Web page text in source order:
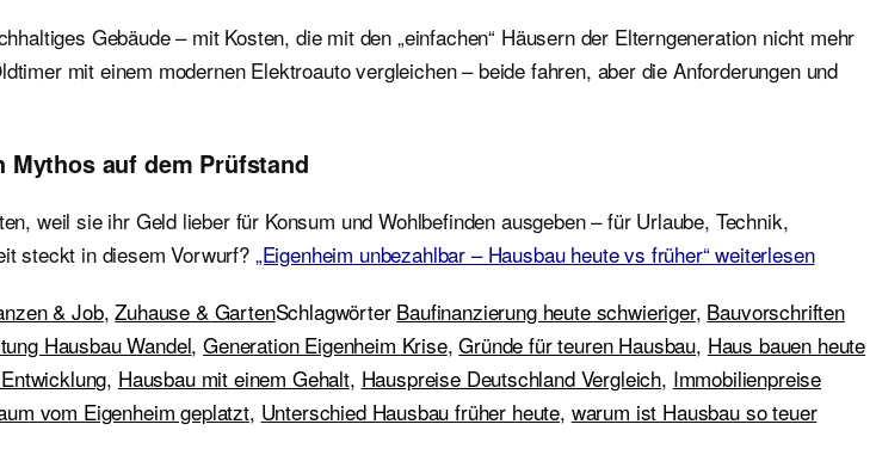
Gebäude – mit Kosten, die mit den „einfachen“ Häusern der Elterngeneration nicht mehr
mit einem modernen Elektroauto vergleichen – beide fahren, aber die Anforderungen und
Mythos auf dem Prüfstand
weil sie ihr Geld lieber für Konsum und Wohlbefinden ausgeben – für Urlaube, Technik,
steckt in diesem Vorwurf? „Eigenheim unbezahlbar – Hausbau heute vs früher“weiterlesen
& Job,Zuhause & GartenSchlagwörter Baufinanzierung heute schwieriger, Bauvorschriften
Hausbau Wandel,Generation Eigenheim Krise,Gründe für teuren Hausbau, Haus bauen heute
, Hausbau mit einem Gehalt, Hauspreise Deutschland Vergleich, Immobilienpreise
vom Eigenheim geplatzt, Unterschied Hausbau früher heute, warum ist Hausbau so teuer